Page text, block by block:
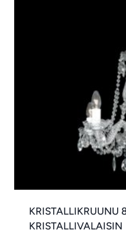
KRISTALLIKRUUNU
KRISTALLIVALAISIN